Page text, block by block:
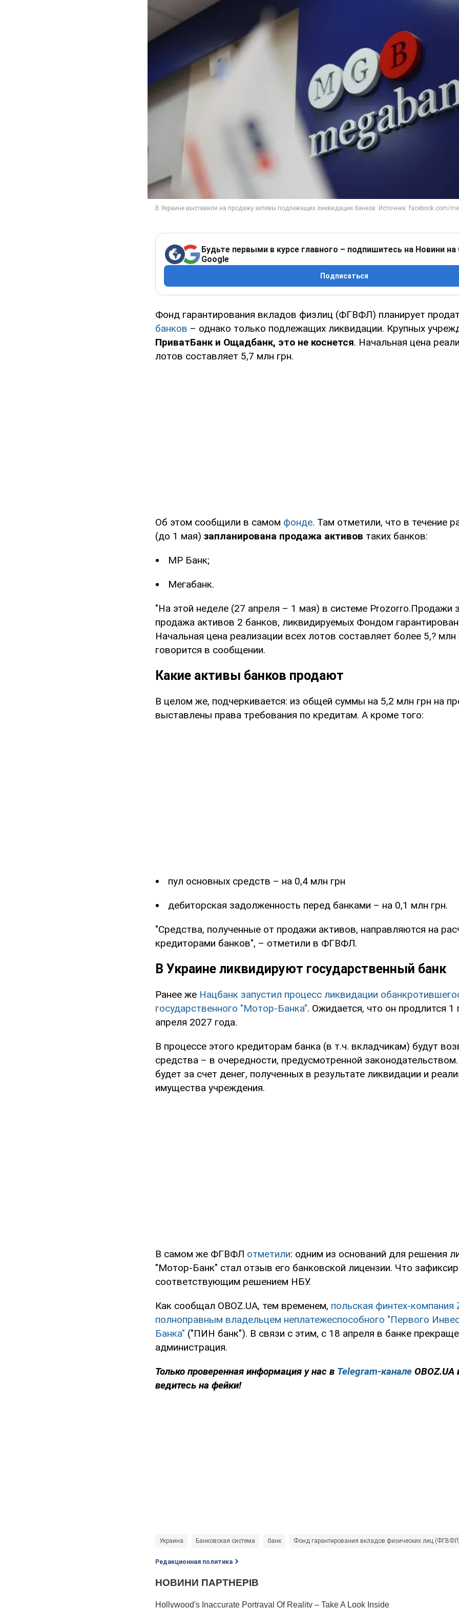
Будьте первыми в курсе главного – подпишитесь на Новини на
Google
Подписаться
Фонд гарантирования вкладов физлиц (ФГВФЛ) планирует
банков – однако только подлежащих ликвидации. Крупных
ПриватБанк и Ощадбанк, это не коснется. Начальная цена
лотов составляет 5,7 млн грн.
Об этом сообщили в самом фонде. Там отметили, что в течение
(до 1 мая) запланирована продажа активов таких банков:
МР Банк;
Мегабанк.
"На этой неделе (27 апреля – 1 мая) в системе Prozorro.Продажи
продажа активов 2 банков, ликвидируемых Фондом
Начальная цена реализации всех лотов составляет более 5,? млн
говорится в сообщении.
Какие активы банков продают
В целом же, подчеркивается: из общей суммы на 5,2 млн грн на
выставлены права требования по кредитам. А кроме того:
пул основных средств – на 0,4 млн грн
дебиторская задолженность перед банками – на 0,1 млн грн.
"Средства, полученные от продажи активов, направляются на
кредиторами банков", – отметили в ФГВФЛ.
В Украине ликвидируют государственный банк
Ранее же Нацбанк запустил процесс ликвидации
государственного "Мотор-Банка". Ожидается, что он продлится 1
апреля 2027 года.
В процессе этого кредиторам банка (в т.ч. вкладчикам) будут
средства – в очередности, предусмотренной
будет за счет денег, полученных в результате ликвидации и
имущества учреждения.
В самом же ФГВФЛ отметили: одним из оснований для решения
"Мотор-Банк" стал отзыв его банковской лицензии. Что
соответствующим решением НБУ.
Как сообщал OBOZ.UA, тем временем, польская финтех-компания
полноправным владельцем неплатежеспособного "Первого
Банка" ("ПИН банк"). В связи с этим, с 18 апреля в банке
администрация.
Только проверенная информация у нас в Telegram-канале OBOZ.UA
ведитесь на фейки!
Украина Банковская система банк Фонд гарантирования вкладов физических лиц
Редакционная политика